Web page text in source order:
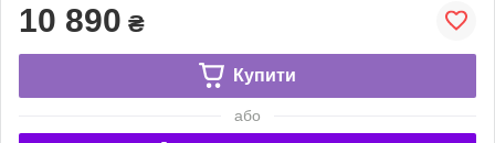
10 890 ₴
Купити
або